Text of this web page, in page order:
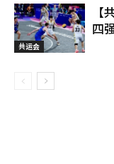
共运会
四